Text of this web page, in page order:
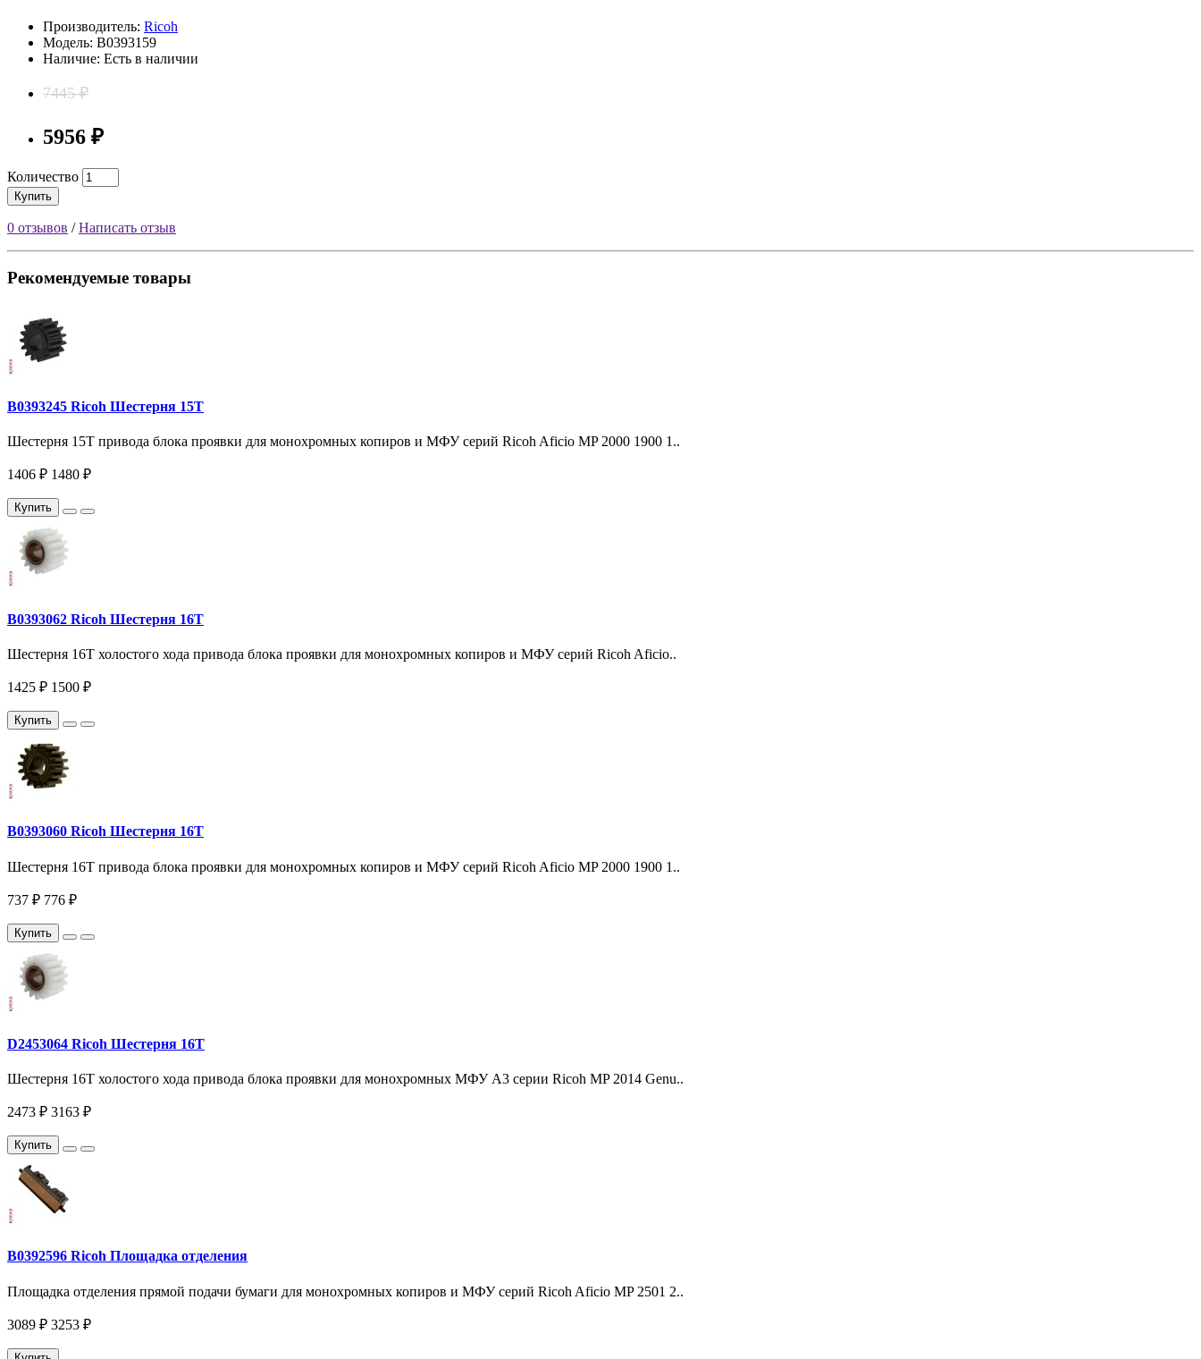
Производитель: Ricoh
Модель: B0393159
Наличие: Есть в наличии
7445 ₽
5956 ₽
Количество
Купить
0 отзывов /Написать отзыв
Рекомендуемые товары
B0393245 Ricoh Шестерня 15T
Шестерня 15T привода блока проявки для монохромных копиров и МФУ серий Ricoh Aficio MP 2000 1900 1..
1406 ₽ 1480 ₽
Купить
B0393062 Ricoh Шестерня 16T
Шестерня 16T холостого хода привода блока проявки для монохромных копиров и МФУ серий Ricoh Aficio..
1425 ₽ 1500 ₽
Купить
B0393060 Ricoh Шестерня 16T
Шестерня 16T привода блока проявки для монохромных копиров и МФУ серий Ricoh Aficio MP 2000 1900 1..
737 ₽ 776 ₽
Купить
D2453064 Ricoh Шестерня 16T
Шестерня 16T холостого хода привода блока проявки для монохромных МФУ A3 серии Ricoh MP 2014 Genu..
2473 ₽ 3163 ₽
Купить
B0392596 Ricoh Площадка отделения
Площадка отделения прямой подачи бумаги для монохромных копиров и МФУ серий Ricoh Aficio MP 2501 2..
3089 ₽ 3253 ₽